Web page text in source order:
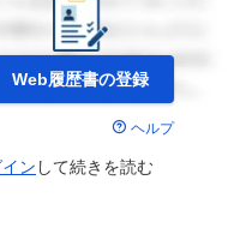
Web履歴書の登録
ヘルプ
ン して続きを読む